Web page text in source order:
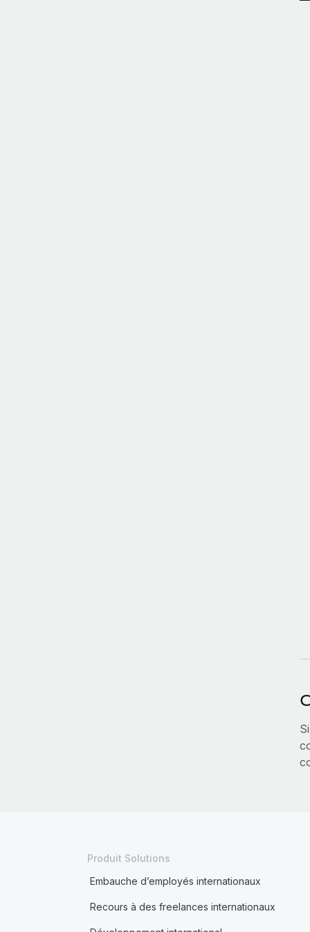
Produit Solutions
Embauche d’employés internationaux
Recours à des freelances internationaux